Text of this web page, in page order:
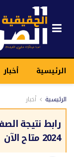
الرئيسية أخبار
الرئيسية أخبار
رابط نتيجة
2024 متاح الآن